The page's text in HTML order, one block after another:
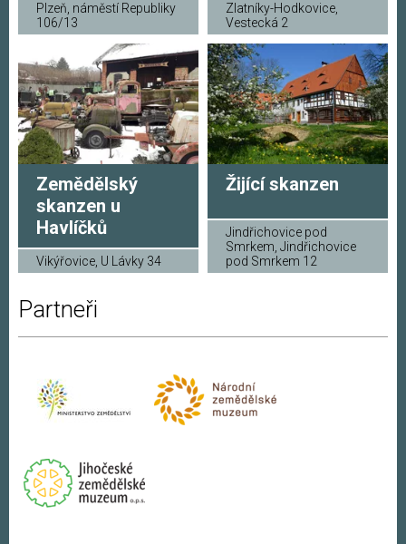
Plzeň, náměstí Republiky
106/13
Zlatníky-Hodkovice,
Vestecká 2
Zemědělský
skanzen u
Havlíčků
Vikýřovice, U Lávky 34
Žijící skanzen
Jindřichovice pod
Smrkem, Jindřichovice
pod Smrkem 12
Partneři